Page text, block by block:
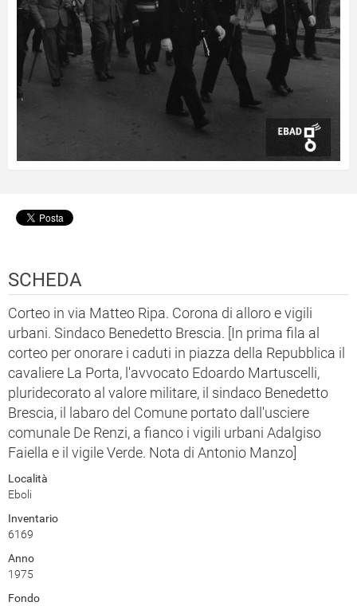
SCHEDA
Corteo in via Matteo Ripa. Corona di alloro e vigili
urbani. Sindaco Benedetto Brescia. [In prima fila al
corteo per onorare i caduti in piazza della Repubblica il
cavaliere La Porta, l'avvocato Edoardo Martuscelli,
pluridecorato al valore militare, il sindaco Benedetto
Brescia, il labaro del Comune portato dall'usciere
comunale De Renzi, a fianco i vigili urbani Adalgiso
Faiella e il vigile Verde. Nota di Antonio Manzo]
Località
Eboli
Inventario
6169
Anno
1975
Fondo